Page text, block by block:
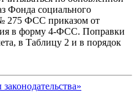
Фонда социального
275 ФСС приказом от
в форму 4-ФСС. Поправки
в Таблицу 2 и в порядок